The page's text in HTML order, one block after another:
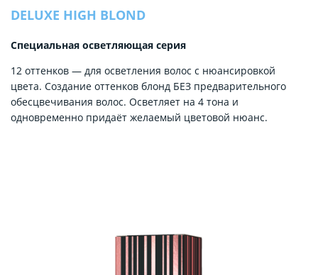
DELUXE HIGH BLOND
Специальная осветляющая серия
12 оттенков — для осветления волос с нюансировкой
цвета. Создание оттенков блонд БЕЗ предварительного
обесцвечивания волос. Осветляет на 4 тона и
одновременно придаёт желаемый цветовой нюанс.